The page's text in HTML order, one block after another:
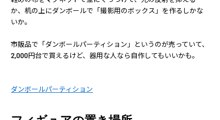
当然トランクルーム内でフィギュアの撮影をしたいけど、トラ
ンクルームの壁って妙にピカピカしてて反射がすごい。（ま
あ、倉庫なので）
軽めの布をマグネットで壁にくっつけて、光の反射を抑える
か、机の上にダンボールで「撮影用のボックス」を作るしかな
市販品で「ダンボールパーティション」というのが売っていて、